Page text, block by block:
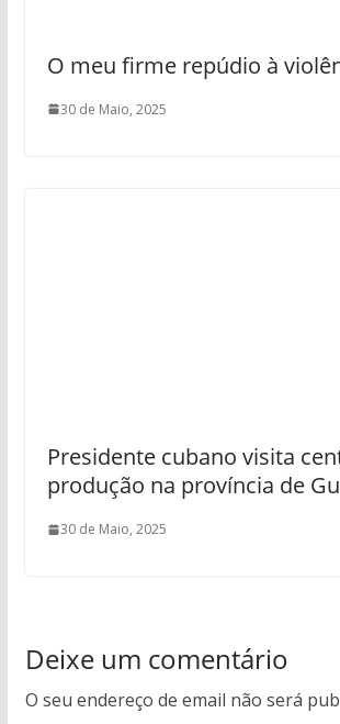
O meu firme repúdio à
30 de Maio, 2025
Presidente cubano visita
produção na província de
30 de Maio, 2025
Deixe um comentário
O seu endereço de email não será